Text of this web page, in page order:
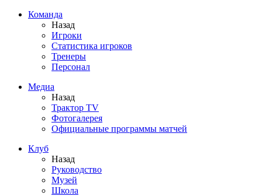
Команда
Назад
Игроки
Статистика игроков
Тренеры
Персонал
Медиа
Назад
Трактор TV
Фотогалерея
Официальные программы матчей
Клуб
Назад
Руководство
Музей
Школа